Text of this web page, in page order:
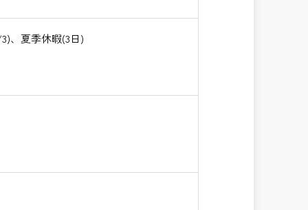
、夏季休暇(3日)